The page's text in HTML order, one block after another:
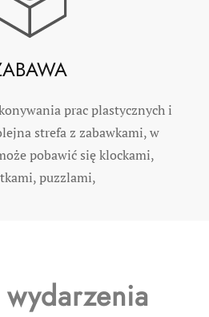
prac plastycznych i
strefa z zabawkami, w
pobawić się klockami,
puzzlami,